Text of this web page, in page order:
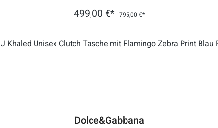
499,00 €* 795,00 €*
Dolce&Gabbana